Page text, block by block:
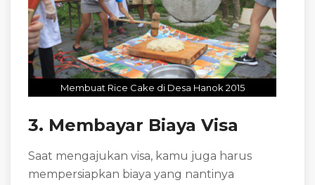
Membuat Rice Cake di Desa Hanok 2015
3. Membayar Biaya Visa
Saat mengajukan visa, kamu juga harus
mempersiapkan biaya yang nantinya